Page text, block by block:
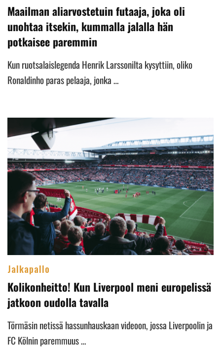
Maailman aliarvostetuin futaaja, joka oli
unohtaa itsekin, kummalla jalalla hän
potkaisee paremmin
Kun ruotsalaislegenda Henrik Larssonilta kysyttiin, oliko
Ronaldinho paras pelaaja, jonka …
Jalkapallo
Kolikonheitto! Kun Liverpool meni europelissä
jatkoon oudolla tavalla
Törmäsin netissä hassunhauskaan videoon, jossa Liverpoolin ja
FC Kölnin paremmuus …